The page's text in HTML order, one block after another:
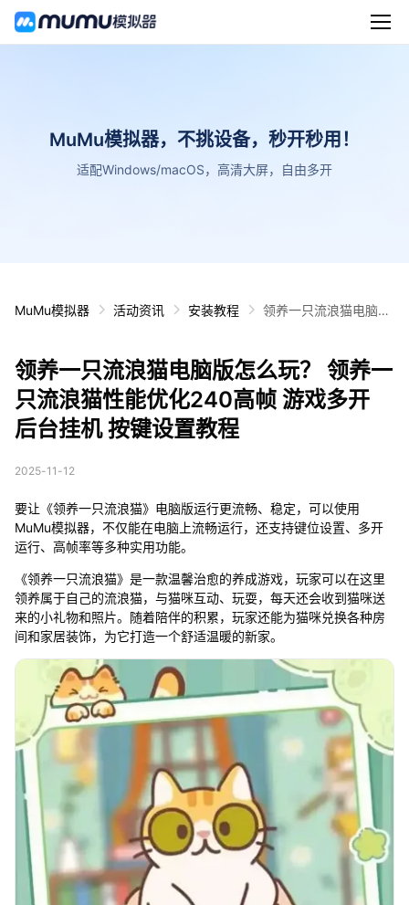
MuMu模拟器，不挑设备，秒开秒用！
适配Windows/macOS，高清大屏，自由多开
MuMu模拟器 活动资讯 安装教程
领养一只流浪猫电脑版
戏多开 后台挂机 按键
设置教程
领养一只流浪猫电脑版怎么玩？ 领养一
只流浪猫性能优化240高帧 游戏多开
后台挂机 按键设置教程
2025-11-12
要让《领养一只流浪猫》电脑版运行更流畅、稳定，可以使用
MuMu模拟器，不仅能在电脑上流畅运行，还支持键位设置、多开
运行、高帧率等多种实用功能。
《领养一只流浪猫》是一款温馨治愈的养成游戏，玩家可以在这里
领养属于自己的流浪猫，与猫咪互动、玩耍，每天还会收到猫咪送
来的小礼物和照片。随着陪伴的积累，玩家还能为猫咪兑换各种房
间和家居装饰，为它打造一个舒适温暖的新家。